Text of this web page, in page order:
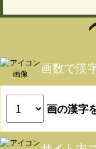
画数で漢
画の漢字